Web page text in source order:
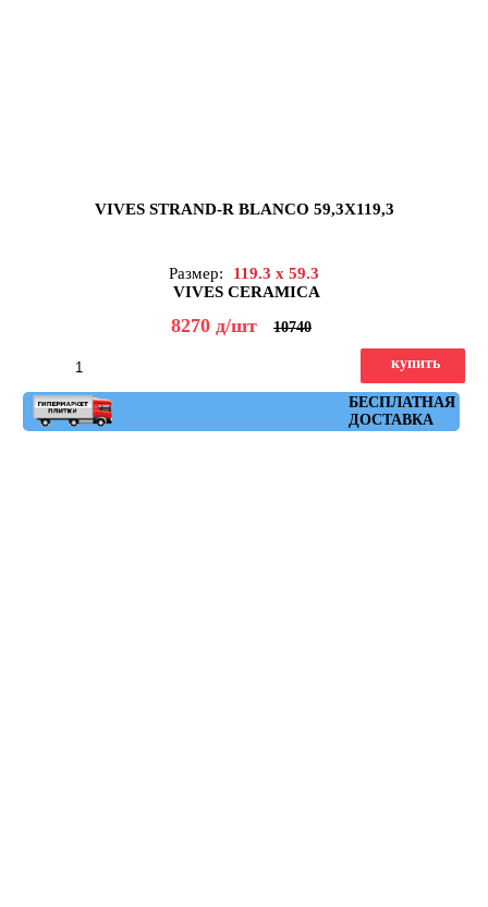
VIVES STRAND-R BLANCO 59,3X119,3
Размер:
119.3 x 59.3
VIVES CERAMICA
8270 д/шт 10740
БЕСПЛАТНАЯ
ДОСТАВКА
купить
Артикул: strand_r_blanco_59,3x119,3